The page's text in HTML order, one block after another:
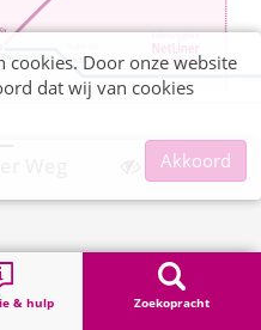
& hulp Zoekopracht
Weg
cookies. Door onze website
dat wij van cookies
Akkoord